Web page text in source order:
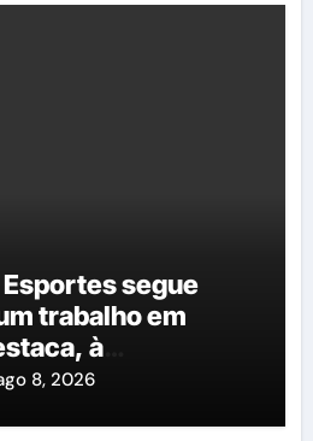
segue
trabalho em
à
governo George
8, 2026